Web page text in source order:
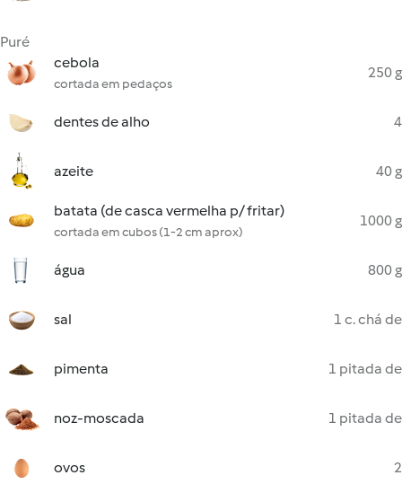
Puré
cebola
cortada em pedaços
250 g
dentes de alho 4
azeite 40 g
batata (de casca vermelha p/ fritar)
cortada em cubos (1-2 cm aprox)
1000 g
água 800 g
sal 1 c. chá de
pimenta 1 pitada de
noz-moscada 1 pitada de
ovos 2